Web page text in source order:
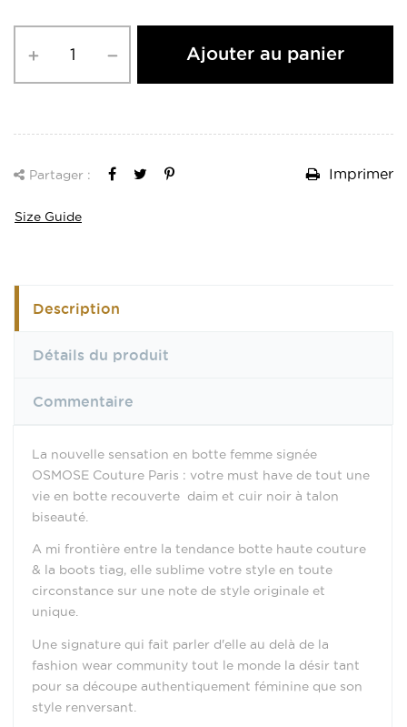
Ajouter au panier
Partager :
Size Guide
Imprimer
Description
Détails du produit
Commentaire
La nouvelle sensation en botte femme signée
OSMOSE Couture Paris : votre must have de tout une
vie en botte recouverte daim et cuir noir à talon
biseauté.
A mi frontière entre la tendance botte haute couture
& la boots tiag, elle sublime votre style en toute
circonstance sur une note de style originale et
unique.
Une signature qui fait parler d'elle au delà de la
fashion wear community tout le monde la désir tant
pour sa découpe authentiquement féminine que son
style renversant.